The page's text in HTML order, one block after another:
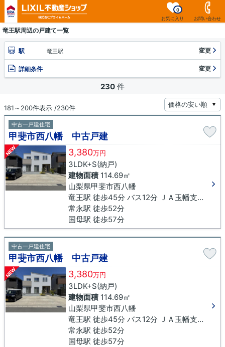
お気に入り
0
お問い合わせ
竜王駅周辺の戸建て一覧
駅 竜王駅 変更
詳細条件 変更
230 件
181～200件表示 /230件
中古一戸建住宅
甲斐市西八幡 中古戸建
NEW 3,380万円
3LDK+S(納戸)
建物面積114.69㎡
山梨県甲斐市西八幡
竜王駅 徒歩45分 バス12分 ＪＡ玉幡支店下車 徒歩16分
常永駅 徒歩52分
国母駅 徒歩57分
中古一戸建住宅
甲斐市西八幡 中古戸建
NEW 3,380万円
3LDK+S(納戸)
建物面積114.69㎡
山梨県甲斐市西八幡
竜王駅 徒歩45分 バス12分 ＪＡ玉幡支店下車 徒歩16分
常永駅 徒歩52分
国母駅 徒歩57分